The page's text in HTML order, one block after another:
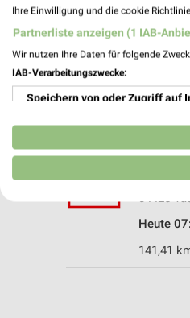
Kaufland
04668
Heute
Portitzer
04425
Heute
141,41
Ihre Einwilligung und die cookie
Partnerliste anzeigen (1 IAB-
Wir nutzen Ihre Daten für folgende
IAB-Verarbeitungszwecke:
Speichern von oder Zugriff auf
Verwendung reduzierter Daten
Erstellung von Profilen für
Erstellung von Profilen zur